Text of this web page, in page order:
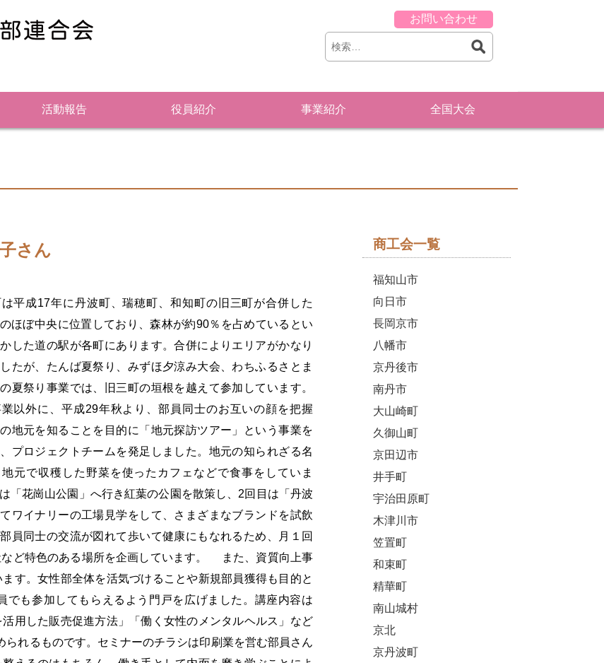
お問い合わせ
活動報告 役員紹介 事業紹介 全国大会
さん
平成17年に丹波町、瑞穂町、和知町の旧三町が合併した
ほぼ中央に位置しており、森林が約90％を占めているとい
した道の駅が各町にあります。合併によりエリアがかなり
たが、たんば夏祭り、みずほ夕涼み大会、わちふるさとま
夏祭り事業では、旧三町の垣根を越えて参加しています。
以外に、平成29年秋より、部員同士のお互いの顔を把握
地元を知ることを目的に「地元探訪ツアー」という事業を
プロジェクトチームを発足しました。地元の知られざる名
元で収穫した野菜を使ったカフェなどで食事をしていま
「花崗山公園」へ行き紅葉の公園を散策し、2回目は「丹波
ワイナリーの工場見学をして、さまざまなブランドを試飲
員同士の交流が図れて歩いて健康にもなれるため、月１回
ど特色のある場所を企画しています。 また、資質向上事
す。女性部全体を活気づけることや新規部員獲得も目的と
でも参加してもらえるよう門戸を広げました。講座内容は
用した販売促進方法」「働く女性のメンタルヘルス」など
れるものです。セミナーのチラシは印刷業を営む部員さん
商工会一覧
福知山市
向日市
長岡京市
八幡市
京丹後市
南丹市
大山崎町
久御山町
京田辺市
井手町
宇治田原町
木津川市
笠置町
和束町
精華町
南山城村
京北
京丹波町